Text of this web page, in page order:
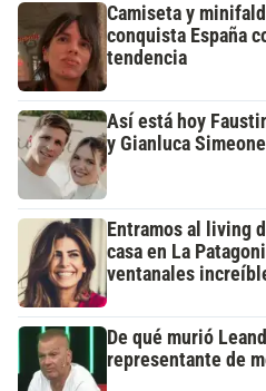
Camiseta y
conquista España
tendencia
Así está hoy
y Gianluca Simeone
Entramos al living
casa en La
ventanales
De qué murió
representante de